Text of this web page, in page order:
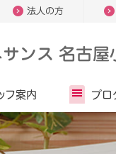
法人の方
ンス 名古屋
フ案内 プロ